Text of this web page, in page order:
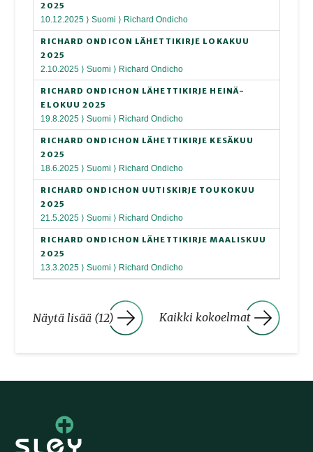
2025
10.12.2025 ⟩ Suomi ⟩ Richard Ondicho
RICHARD ONDICON LÄHETTIKIRJE LOKAKUU
2025
2.10.2025 ⟩ Suomi ⟩ Richard Ondicho
RICHARD ONDICHON LÄHETTIKIRJE HEINÄ-
ELOKUU 2025
19.8.2025 ⟩ Suomi ⟩ Richard Ondicho
RICHARD ONDICHON LÄHETTIKIRJE KESÄKUU
2025
18.6.2025 ⟩ Suomi ⟩ Richard Ondicho
RICHARD ONDICHON UUTISKIRJE TOUKOKUU
2025
21.5.2025 ⟩ Suomi ⟩ Richard Ondicho
RICHARD ONDICHON LÄHETTIKIRJE MAALISKUU
2025
13.3.2025 ⟩ Suomi ⟩ Richard Ondicho
Näytä lisää (12) Kaikki kokoelmat